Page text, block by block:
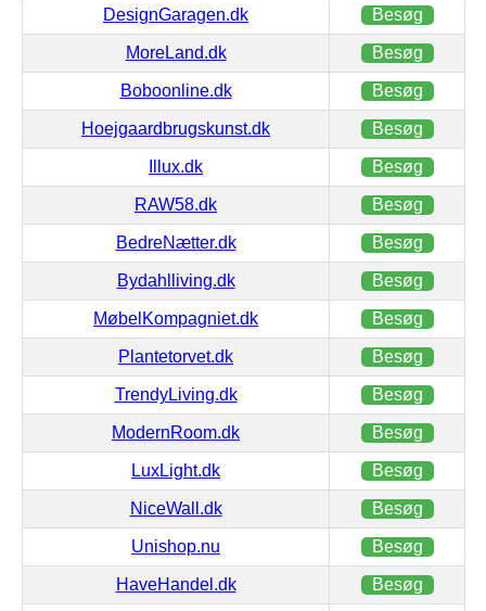
DesignGaragen.dk Besøg
MoreLand.dk Besøg
Boboonline.dk Besøg
Hoejgaardbrugskunst.dk Besøg
Illux.dk Besøg
RAW58.dk Besøg
BedreNætter.dk Besøg
Bydahlliving.dk Besøg
MøbelKompagniet.dk Besøg
Plantetorvet.dk Besøg
TrendyLiving.dk Besøg
ModernRoom.dk Besøg
LuxLight.dk Besøg
NiceWall.dk Besøg
Unishop.nu Besøg
HaveHandel.dk Besøg